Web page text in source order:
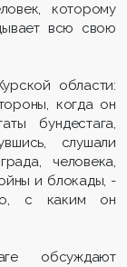
которому
всю свою
области:
когда он
бундестага,
слушали
человека,
и блокады, -
с каким он
обсуждают